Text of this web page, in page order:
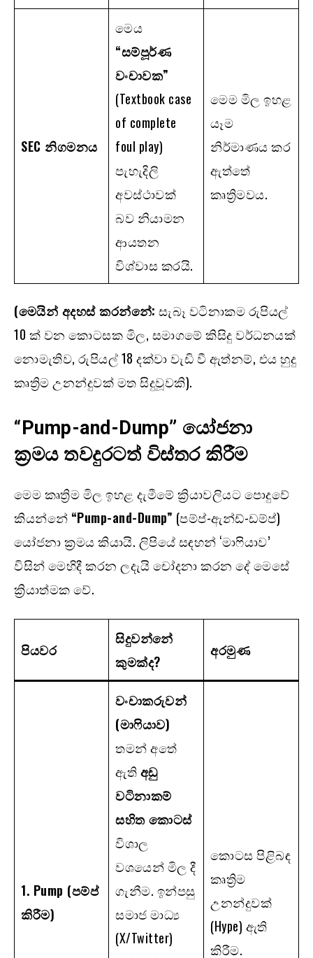
SEC නිගමනය
මෙය
“සම්පූර්ණ
වංචාවක”
(Textbook case
of complete
foul play)
පැහැදිලි
අවස්ථාවක්
බව නියාමන
ආයතන
විශ්වාස කරයි.
මෙම මිල ඉහළ
යෑම
නිර්මාණය කර
ඇත්තේ
කෘත්‍රිමවය.
(මෙයින් අදහස් කරන්නේ: සැබෑ වටිනාකම රුපියල්
10 ක් වන කොටසක මිල, සමාගමේ කිසිදු වර්ධනයක්
නොමැතිව, රුපියල් 18 දක්වා වැඩි වී ඇත්නම්, එය හුදු
කෘත්‍රිම උනන්දුවක් මත සිදුවූවකි).
“Pump-and-Dump” යෝජනා
ක්‍රමය තවදුරටත් විස්තර කිරීම
මෙම කෘත්‍රිම මිල ඉහළ දැමීමේ ක්‍රියාවලියට පොදුවේ
කියන්නේ “Pump-and-Dump” (පම්ප්-ඇන්ඩ්-ඩම්ප්)
යෝජනා ක්‍රමය කියායි. ලිපියේ සඳහන් ‘මාෆියාව’
විසින් මෙහිදී කරන ලදැයි චෝදනා කරන දේ මෙසේ
ක්‍රියාත්මක වේ.
පියවර
සිදුවන්නේ
කුමක්ද?
අරමුණ
1. Pump (පම්ප්
කිරීම)
වංචාකරුවන්
(මාෆියාව)
තමන් අතේ
ඇතිඅඩු
වටිනාකම්
සහිත කොටස්
විශාල
වශයෙන් මිල දී
ගැනීම. ඉන්පසු
සමාජ මාධ්‍ය
(X/Twitter)
කොටස පිළිබඳ
කෘත්‍රිම
උනන්දුවක්
(Hype) ඇති
කිරීම.